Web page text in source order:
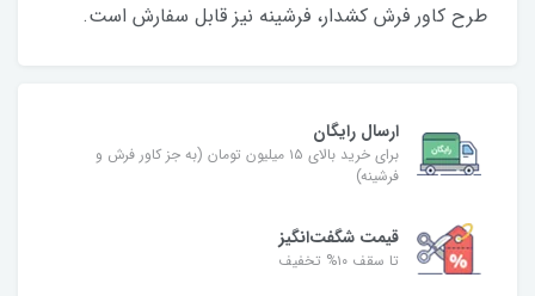
طرح کاور فرش کشدار، فرشینه نیز قابل‌ سفارش است.
ارسال رایگان
برای خرید بالای ۱۵ میلیون تومان (به جز کاور فرش و
فرشینه)
قیمت شگفت‌انگیز
تا سقف ۱۰% تخفیف